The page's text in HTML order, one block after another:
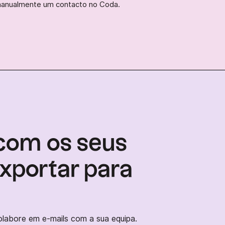
um contacto no Coda.
os seus
para
em e-mails com a sua equipa.